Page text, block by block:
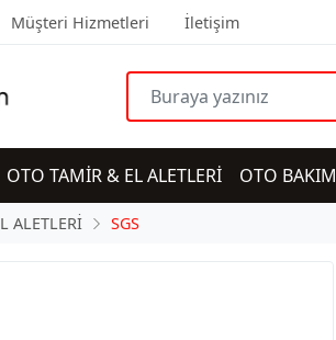
Müşteri Hizmetleri İletişim
OTO TAMİR & EL ALETLERİ OTO BAKIM
ALETLERİ SGS